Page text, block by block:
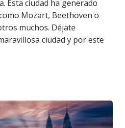
Esta ciudad ha generado
Mozart, Beethoven o
muchos. Déjate
ciudad y por este